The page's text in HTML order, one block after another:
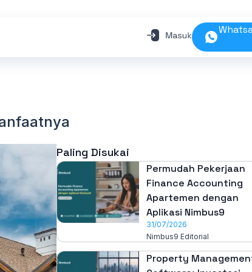
Paling Disukai
Permudah Pekerjaan
Finance Accounting
Apartemen dengan
Aplikasi Nimbus9
31/07/2026
Nimbus9 Editorial
Property